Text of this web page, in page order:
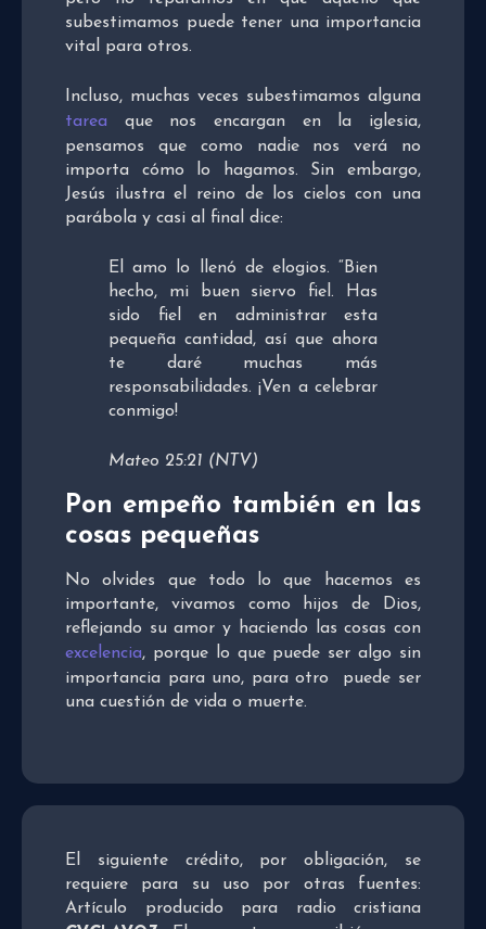
subestimamos puede tener una importancia
vital para otros.
Incluso, muchas veces subestimamos alguna
tarea que nos encargan en la iglesia,
pensamos que como nadie nos verá no
importa cómo lo hagamos. Sin embargo,
Jesús ilustra el reino de los cielos con una
parábola y casi al final dice:
El amo lo llenó de elogios. “Bien
hecho, mi buen siervo fiel. Has
sido fiel en administrar esta
pequeña cantidad, así que ahora
te daré muchas más
responsabilidades. ¡Ven a celebrar
conmigo!
Mateo 25:21 (NTV)
Pon empeño también en las
cosas pequeñas
No olvides que todo lo que hacemos es
importante, vivamos como hijos de Dios,
reflejando su amor y haciendo las cosas con
excelencia, porque lo que puede ser algo sin
importancia para uno, para otro puede ser
una cuestión de vida o muerte.
El siguiente crédito, por obligación, se
requiere para su uso por otras fuentes:
Artículo producido para radio cristiana